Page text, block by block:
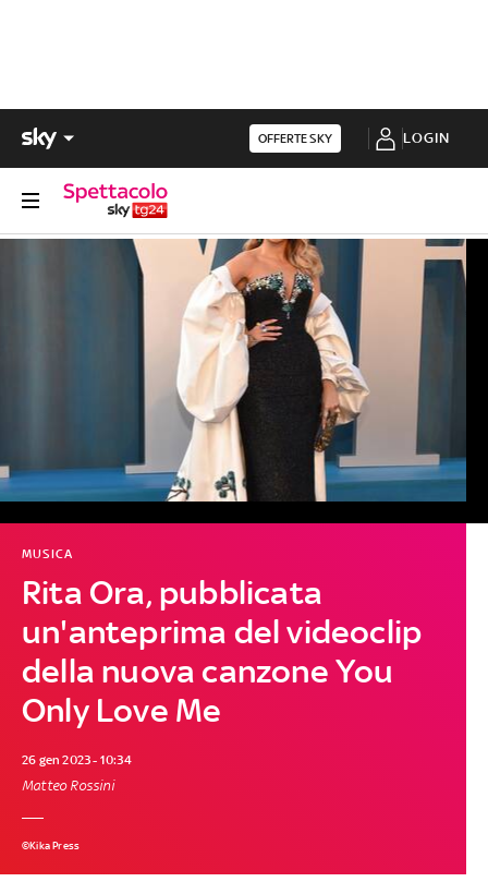
OFFERTE SKY LOGIN
Rita Ora, pubblicata
un'anteprima del videoclip
della nuova canzone You
Only Love Me
MUSICA
26 gen 2023 - 10:34
Matteo Rossini
©Kika Press